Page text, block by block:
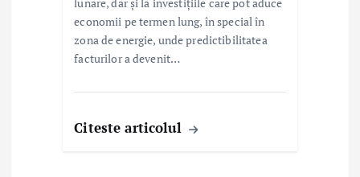
lunare, dar și la investițiile care pot aduce
economii pe termen lung, în special în
zona de energie, unde predictibilitatea
facturilor a devenit…
Citeste articolul